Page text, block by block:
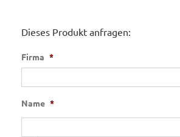
Dieses Produkt anfragen:
Firma *
Name *